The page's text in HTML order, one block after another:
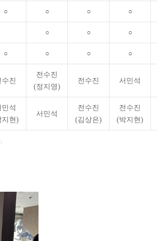
○ ○ ○ ○
○ ○ ○
○ ○ ○ ○
수진
전수진
(정지영)
전수진 서민석
민석
지현)
서민석
전수진
(김상은)
전수진
(박지현)